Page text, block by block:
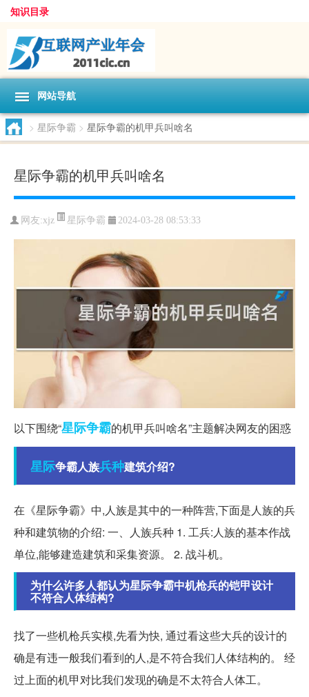
知识目录
网站导航
> 星际争霸 > 星际争霸的机甲兵叫啥名
星际争霸的机甲兵叫啥名
网友:xjz 星际争霸 2024-03-28 08:53:33
以下围绕“星际争霸的机甲兵叫啥名”主题解决网友的困惑
星际争霸人族兵种建筑介绍?
在《星际争霸》中,人族是其中的一种阵营,下面是人族的兵
种和建筑物的介绍: 一、人族兵种 1. 工兵:人族的基本作战
单位,能够建造建筑和采集资源。 2. 战斗机。
为什么许多人都认为星际争霸中机枪兵的铠甲设计
不符合人体结构?
找了一些机枪兵实模,先看为快, 通过看这些大兵的设计的
确是有违一般我们看到的人,是不符合我们人体结构的。 经
过上面的机甲对比我们发现的确是不太符合人体工。